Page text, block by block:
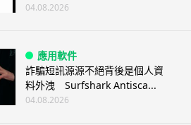
04.08.2026
應用軟件
詐騙短訊源源不絕背後是個人資
料外洩 Surfshark Antisca...
04.08.2026